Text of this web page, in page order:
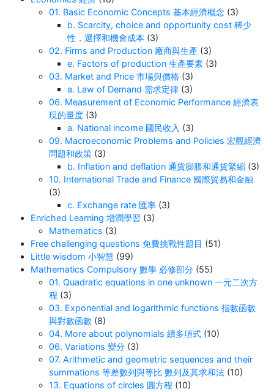
01. Basic Economic Concepts 基本經濟概念 (3)
b. Scarcity, choice and opportunity cost 稀少
性，選擇和機會成本 (3)
02. Firms and Production 廠商與生產 (3)
e. Factors of production 生產要素 (3)
03. Market and Price 市場與價格 (3)
a. Law of Demand 需求定律 (3)
06. Measurement of Economic Performance 經濟表
現的量度 (3)
a. National income 國民收入 (3)
09. Macroeconomic Problems and Policies 宏觀經濟
問題和政策 (3)
b. Inflation and deflation 通貨膨脹和通貨緊縮 (3)
10. International Trade and Finance 國際貿易和金融
(3)
c. Exchange rate 匯率 (3)
Enriched Learning 增潤學習 (3)
Mathematics (3)
Free challenging questions 免費挑戰性題目 (51)
Little wisdom 小智慧 (99)
Mathematics Compulsory 數學 必修部分 (55)
01. Quadratic equations in one unknown 一元二次方
程 (3)
03. Exponential and logarithmic functions 指數函數
與對數函數 (8)
04. More about polynomials 續多項式 (10)
06. Variations 變分 (3)
07. Arithmetic and geometric sequences and their
summations 等差數列與等比 數列及其求和法 (10)
13. Equations of circles 圓方程 (10)